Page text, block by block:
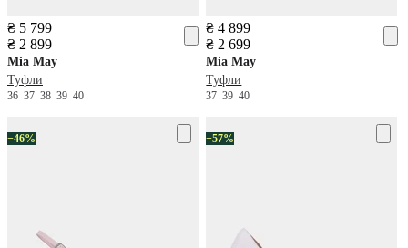
₴ 5 799
₴ 2 899
Mia May
Туфли
36 37 38 39 40
₴ 4 899
₴ 2 699
Mia May
Туфли
373940
−46% −57%